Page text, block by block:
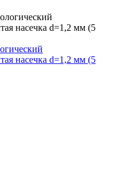
насечка d=1,2 мм (5